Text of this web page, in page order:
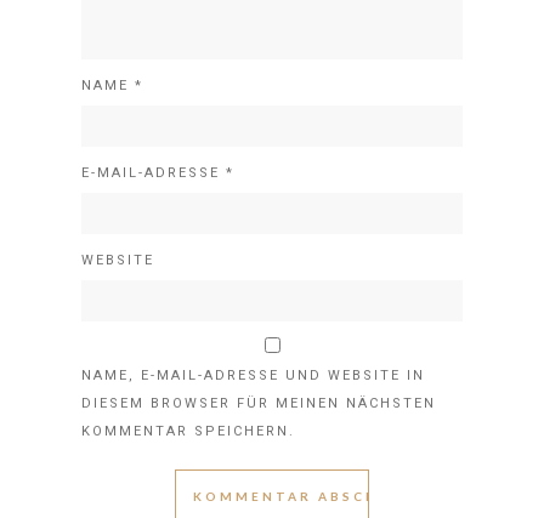
NAME *
E-MAIL-ADRESSE *
WEBSITE
NAME, E-MAIL-ADRESSE UND WEBSITE IN
DIESEM BROWSER FÜR MEINEN NÄCHSTEN
KOMMENTAR SPEICHERN.